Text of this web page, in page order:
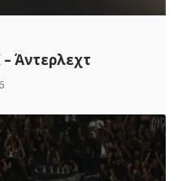
Άντερλεχτ